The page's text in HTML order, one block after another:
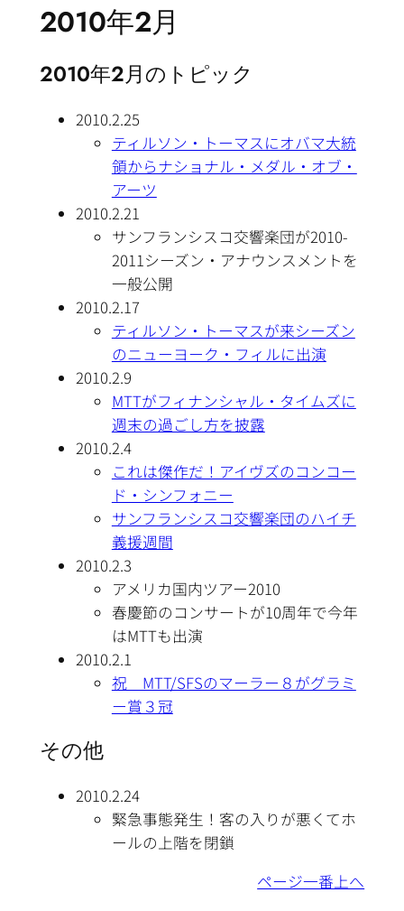
2010年2月
2010年2月のトピック
2010.2.25
ティルソン・トーマスにオバマ大統
領からナショナル・メダル・オブ・
アーツ
2010.2.21
サンフランシスコ交響楽団が2010-
2011シーズン・アナウンスメントを
一般公開
2010.2.17
ティルソン・トーマスが来シーズン
のニューヨーク・フィルに出演
2010.2.9
MTTがフィナンシャル・タイムズに
週末の過ごし方を披露
2010.2.4
これは傑作だ！アイヴズのコンコー
ド・シンフォニー
サンフランシスコ交響楽団のハイチ
義援週間
2010.2.3
アメリカ国内ツアー2010
春慶節のコンサートが10周年で今年
はMTTも出演
2010.2.1
祝 MTT/SFSのマーラー８がグラミ
ー賞３冠
その他
2010.2.24
緊急事態発生！客の入りが悪くてホ
ールの上階を閉鎖
ページ一番上へ